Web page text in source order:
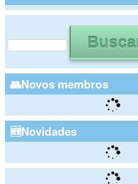
Formulário de busca
👥Novos membros
🆕Novidades